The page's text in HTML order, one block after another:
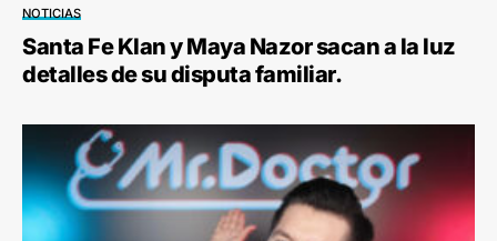
NOTICIAS
Santa Fe Klan y Maya Nazor sacan a la luz
detalles de su disputa familiar.